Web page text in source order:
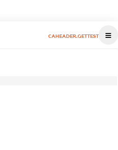
CAHEADER.GETTEST